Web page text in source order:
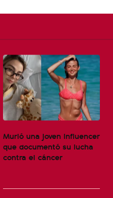
Murió una joven influencer
que documentó su lucha
contra el cáncer